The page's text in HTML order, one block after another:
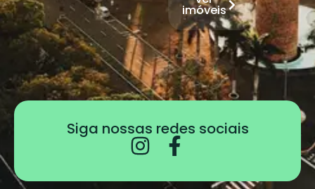
imóveis
Siga nossas redes sociais